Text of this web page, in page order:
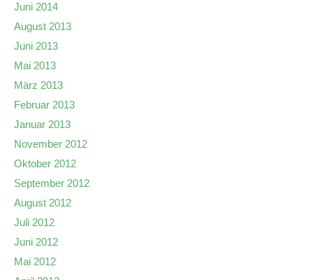
Juni 2014
August 2013
Juni 2013
Mai 2013
März 2013
Februar 2013
Januar 2013
November 2012
Oktober 2012
September 2012
August 2012
Juli 2012
Juni 2012
Mai 2012